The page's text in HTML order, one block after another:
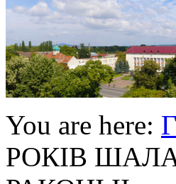
You are here:
РОКІВ